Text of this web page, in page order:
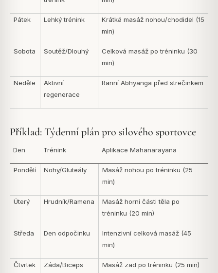
Pátek Lehký trénink
Krátká masáž nohou/chodidel (15
min)
Sobota Soutěž/Dlouhý
Celková masáž po tréninku (30
min)
Neděle
Aktivní
regenerace
Ranní Abhyanga před strečinkem
Příklad: Týdenní plán pro silového sportovce
Den Trénink Aplikace Mahanarayana
Pondělí Nohy/Gluteály
Masáž nohou po tréninku (25
min)
Úterý Hrudník/Ramena
Masáž horní části těla po
tréninku (20 min)
Středa Den odpočinku
Intenzivní celková masáž (45
min)
Čtvrtek Záda/Biceps Masáž zad po tréninku (25 min)